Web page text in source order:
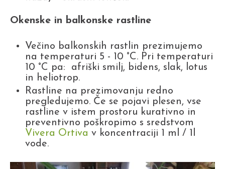
Okenske in balkonske rastline
Večino balkonskih rastlin prezimujemo
na temperaturi 5 - 10 °C. Pri temperaturi
10 °C pa: afriški smilj, bidens, slak, lotus
in heliotrop.
Rastline na prezimovanju redno
pregledujemo. Če se pojavi plesen, vse
rastline v istem prostoru kurativno in
preventivno poškropimo s sredstvom
Vivera Ortiva v koncentraciji 1 ml / 1l
vode.